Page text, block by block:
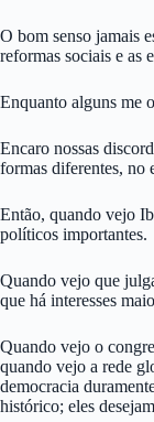
O bom senso jamais
reformas sociais e as
Enquanto alguns me
Encaro nossas
formas diferentes, no
Então, quando vejo
políticos importantes.
Quando vejo que
que há interesses
Quando vejo o
quando vejo a rede
democracia
histórico; eles